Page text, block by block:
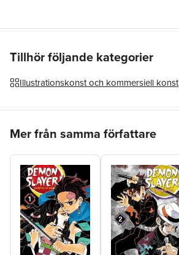
ISBN
Översättare
Tillhör följande kategorier
Illustrationskonst och kommersiell konst
Mer från samma författare